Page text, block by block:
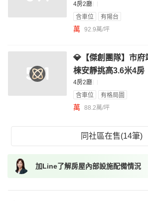
4房2廳
含車位
有陽台
萬 92.9萬/坪
💎【傑創團隊】市府
棟安靜挑高3.6米4房
4房2廳
含車位
有格局圖
萬 88.2萬/坪
同社區在售(14筆)
加Line了解房屋內部設施配備情況